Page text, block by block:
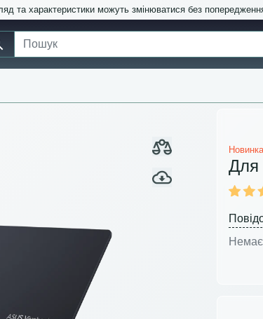
та характеристики можуть змінюватися без
Новинка
Для
Немає